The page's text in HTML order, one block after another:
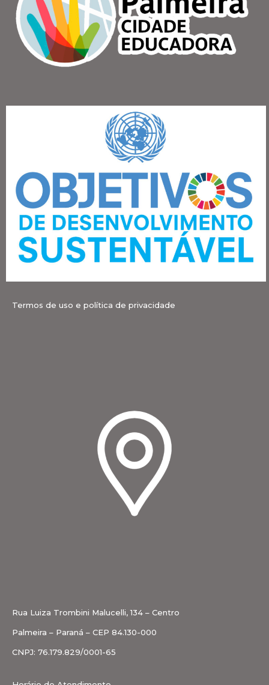
Termos de uso e política de privacidade
Rua Luiza Trombini Malucelli, 134 – Centro
Palmeira – Paraná – CEP 84.130-000
CNPJ: 76.179.829/0001-65